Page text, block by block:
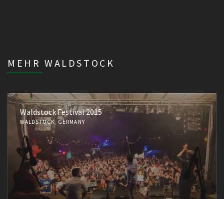
MEHR WALDSTOCK
Waldstock Festival 2015
WALDSTOCK, GERMANY